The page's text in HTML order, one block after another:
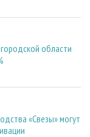
области
«Свезы» могут